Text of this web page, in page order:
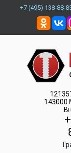
+7 (495) 138-88-
143000